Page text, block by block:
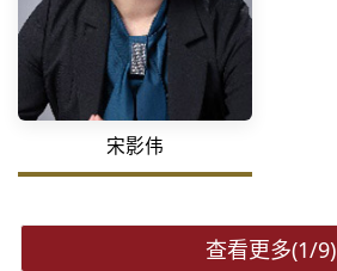
宋影伟
查看更多(1/9)